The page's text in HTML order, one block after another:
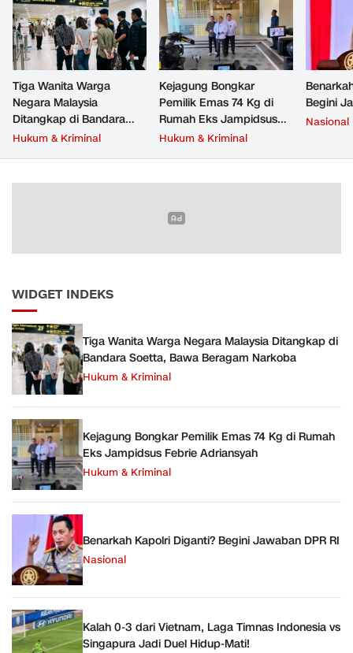
Tiga Wanita Warga
Negara Malaysia
Ditangkap di Bandara
Soetta, Bawa Beragam
Hukum & Kriminal
Kejagung Bongkar
Pemilik Emas 74 Kg di
Rumah Eks Jampidsus
Febrie Adriansyah
Hukum & Kriminal
Begini
Nasional
WIDGET INDEKS
Tiga Wanita Warga Negara Malaysia Ditangkap di
Bandara Soetta, Bawa Beragam Narkoba
Hukum & Kriminal
Kejagung Bongkar Pemilik Emas 74 Kg di Rumah
Eks Jampidsus Febrie Adriansyah
Hukum & Kriminal
Benarkah Kapolri Diganti? Begini Jawaban DPR RI
Nasional
Kalah 0-3 dari Vietnam, Laga Timnas Indonesia vs
Singapura Jadi Duel Hidup-Mati!